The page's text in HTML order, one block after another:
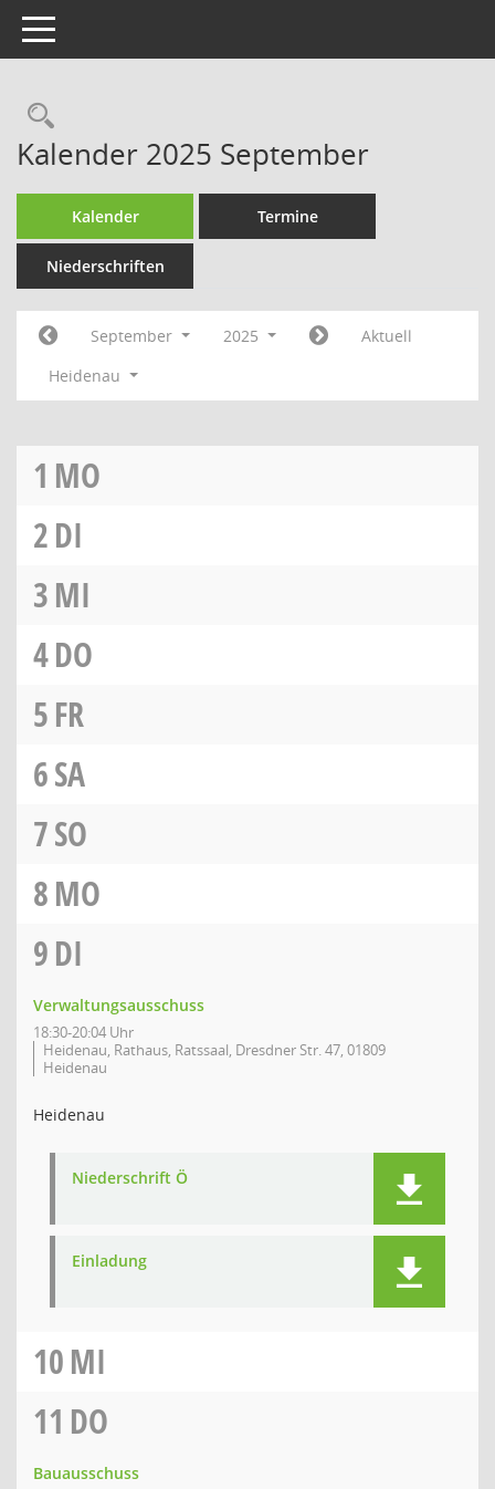
Toggle navigation
Rechercheauswahl
Kalender 2025 September
Kalender Termine
Niederschriften
September 2025
Aktuell
Heidenau
1 MO
2DI
3MI
4DO
5FR
6SA
7SO
8MO
9DI
Verwaltungsausschuss
18:30-20:04 Uhr
Heidenau, Rathaus, Ratssaal, Dresdner Str. 47, 01809
Heidenau
Heidenau
Niederschrift Ö
Einladung
10MI
11 DO
Bauausschuss